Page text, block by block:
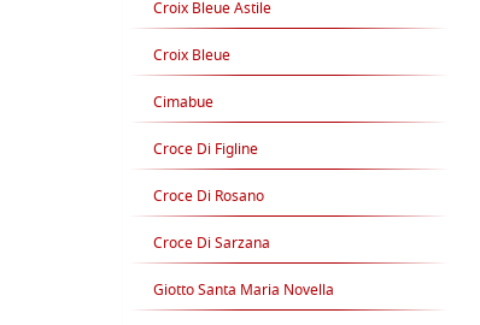
Croix Bleue Astile
Croix Bleue
Cimabue
Croce Di Figline
Croce Di Rosano
Croce Di Sarzana
Giotto Santa Maria Novella